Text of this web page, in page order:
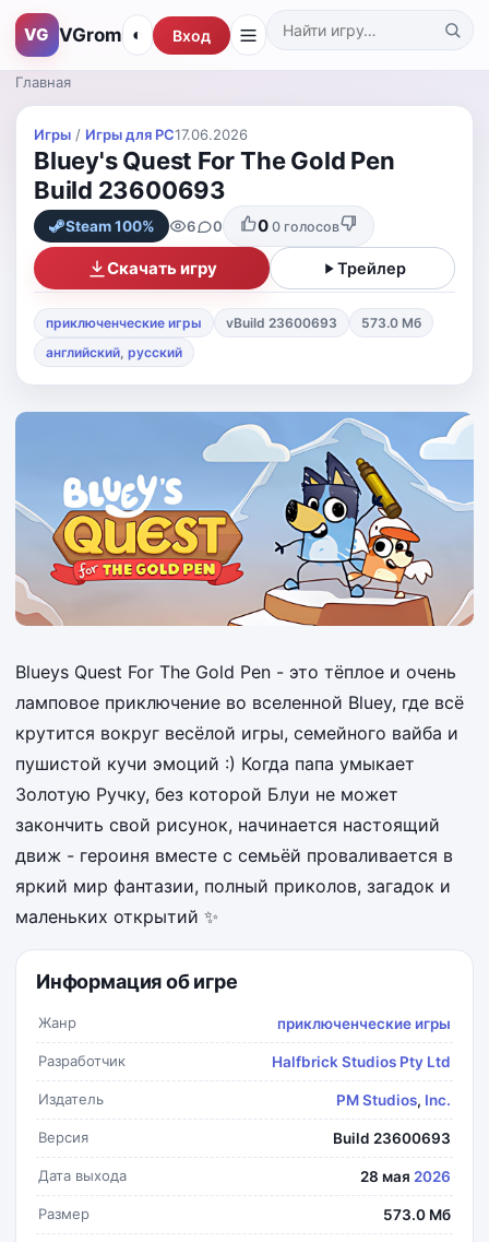
VG VGrom Поиск по каталогу
◐ Вход
Главная
Игры / Игры для PС17.06.2026
Bluey's Quest For The Gold Pen
Build 23600693
Steam 100% 6 0 0 0 голосов
Скачать игру Трейлер
приключенческие игры vBuild 23600693
573.0 Мб
английский, русский
Blueys Quest For The Gold Pen - это тёплое и очень
ламповое приключение во вселенной Bluey, где всё
крутится вокруг весёлой игры, семейного вайба и
пушистой кучи эмоций :) Когда папа умыкает
Золотую Ручку, без которой Блуи не может
закончить свой рисунок, начинается настоящий
движ - героиня вместе с семьёй проваливается в
яркий мир фантазии, полный приколов, загадок и
маленьких открытий ✨
Информация об игре
Жанр приключенческие игры
Разработчик Halfbrick Studios Pty Ltd
Издатель PM Studios, Inc.
Версия Build 23600693
Дата выхода 28 мая 2026
Размер 573.0 Мб